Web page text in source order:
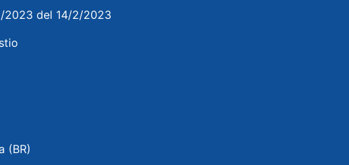
2023 del 14/2/2023
(BR)